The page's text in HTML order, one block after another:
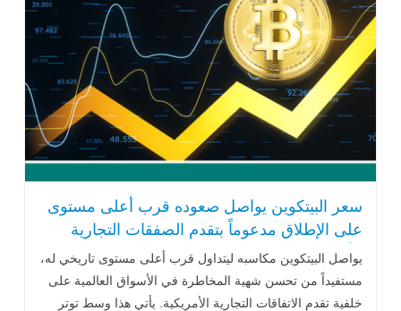
سعر البيتكوين يواصل صعوده قرب أعلى مستوى
على الإطلاق مدعوماً بتقدم الصفقات التجارية
الأمريكية
يواصل البيتكوين مكاسبه ليتداول قرب أعلى مستوى تاريخي له،
مستفيداً من تحسن شهية المخاطرة في الأسواق العالمية على
خلفية تقدم الاتفاقات التجارية الأمريكية. يأتي هذا وسط توتر